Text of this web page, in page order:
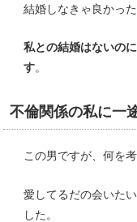
結婚しなきゃ良かっ
私との結婚はないの
す。
不倫関係の私に一
この男ですが、何を
愛してるだの会いた
した。